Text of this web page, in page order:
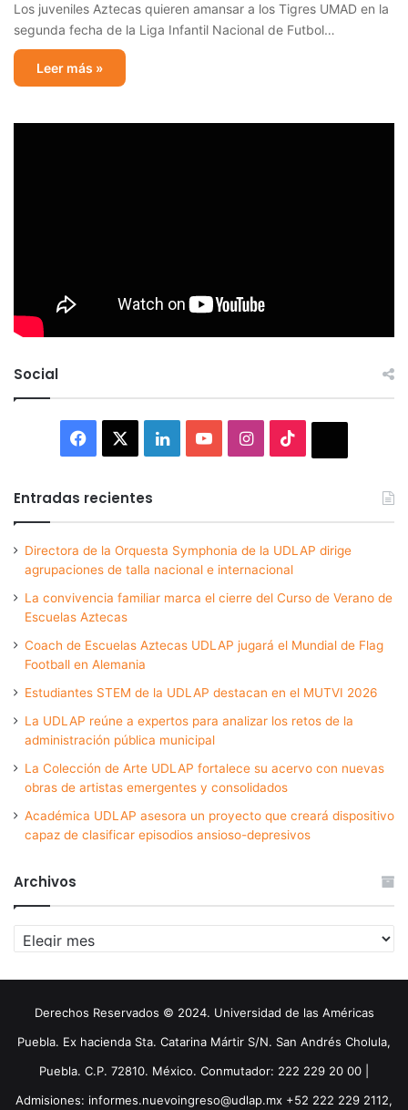
Los juveniles Aztecas quieren amansar a los Tigres UMAD en la
segunda fecha de la Liga Infantil Nacional de Futbol…
Leer más »
Social
Facebook LinkedInYouTubeInstagram
Entradas recientes
Directora de la Orquesta Symphonia de la UDLAP dirige
agrupaciones de talla nacional e internacional
La convivencia familiar marca el cierre del Curso de Verano de
Escuelas Aztecas
Coach de Escuelas Aztecas UDLAP jugará el Mundial de Flag
Football en Alemania
Estudiantes STEM de la UDLAP destacan en el MUTVI 2026
La UDLAP reúne a expertos para analizar los retos de la
administración pública municipal
La Colección de Arte UDLAP fortalece su acervo con nuevas
obras de artistas emergentes y consolidados
Académica UDLAP asesora un proyecto que creará dispositivo
capaz de clasificar episodios ansioso-depresivos
Archivos
Archivos
Derechos Reservados © 2024. Universidad de las Américas
Puebla. Ex hacienda Sta. Catarina Mártir S/N. San Andrés Cholula,
Puebla. C.P. 72810. México. Conmutador: 222 229 20 00 |
Admisiones: informes.nuevoingreso@udlap.mx +52 222 229 2112,